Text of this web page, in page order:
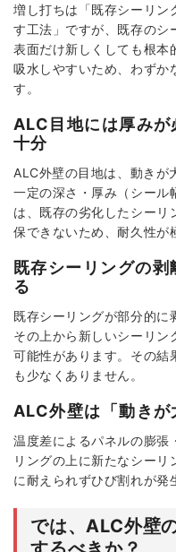
増し打ちは「既存シーリン
す工法」ですが、既存のシ
表面だけ新しくしても根本
吸水しやすいため、わずか
す。
ALC目地には厚み
十分
ALC外壁の目地は、動きが
一定の深さ・厚み（シール
は、既存の劣化したシーリ
保できないため、耐久性が
既存シーリングの
る
既存シーリングが部分的に
その上から新しいシーリン
可能性があります。その結
も少なくありません。
ALC外壁は「動き
温度差によるパネルの膨張
リングの上に新たなシーリ
に耐えられずひび割れが発
では、ALC外壁